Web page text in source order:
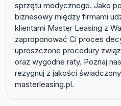
sprzętu medycznego. Jako
biznesowy między firmami
klientami Master Leasing z
zaproponować Ci proces
uproszczone procedury
oraz wygodne raty. Poznaj
rezygnuj z jakości
masterleasing.pl.